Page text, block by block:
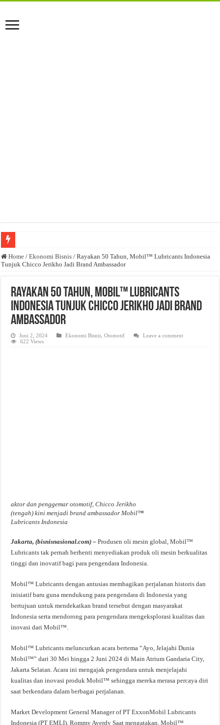
Anda butuh promosi usaha? Kontak ke Email redaksi@bisnisnasional.com
Dibutuhkan Marketing. Lamaran di-email ke redaksi@bisnisnasional.com
Home / Ekonomi Bisnis / Rayakan 50 Tahun, Mobil™ Lubricants Indonesia
Tunjuk Chicco Jerikho Jadi Brand Ambassador
Rayakan 50 Tahun, Mobil™ Lubricants
Indonesia Tunjuk Chicco Jerikho Jadi Brand
Ambassador
Juni 2, 2024 Ekonomi Bisnis ,Otomotif
Leave a comment
622 Views
aktor dan penggemar otomotif, Chicco Jerikho
(tengah) kini menjadi brand ambassador Mobil™
Lubricants Indonesia
Jakarta, (bisnisnasional.com) – Produsen oli mesin global, Mobil™
Lubricants tak pernah berhenti menyediakan produk oli mesin berkualitas
tinggi dan inovatif bagi para pengendara Indonesia.
Mobil™ Lubricants dengan antusias membagikan perjalanan historis dan
inisiatif baru guna mendukung para pengendara di Indonesia yang
bertujuan untuk mendekatkan brand tersebut dengan masyarakat
Indonesia serta mendorong para pengendara mengeksplorasi kualitas dan
inovasi dari Mobil™.
Mobil™ Lubricants meluncurkan acara bertema “Ayo, Jelajahi Dunia
Mobil™” dari 30 Mei hingga 2 Juni 2024 di Main Atrium Gandaria City,
Jakarta Selatan. Acara ini mengajak pengendara untuk menjelajahi
kualitas dan inovasi produk Mobil™ sehingga mereka merasa percaya diri
saat berkendara dalam berbagai perjalanan.
Market Development General Manager of PT ExxonMobil Lubricants
Indonesia (PT EMLI), Rommy Averdy Saat mengatakan, Mobil™